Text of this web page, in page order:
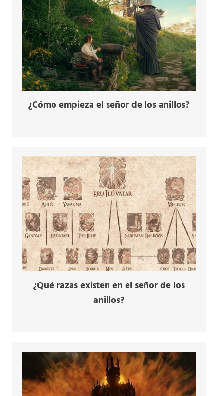
¿Cómo empieza el señor de los anillos?
¿Qué razas existen en el señor de los
anillos?